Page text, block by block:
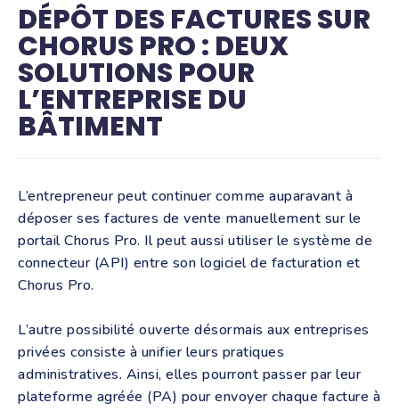
DÉPÔT DES FACTURES SUR
CHORUS PRO : DEUX
SOLUTIONS POUR
L’ENTREPRISE DU
BÂTIMENT
L’entrepreneur peut continuer comme auparavant à
déposer ses factures de vente manuellement sur le
portail Chorus Pro. Il peut aussi utiliser le système de
connecteur (API) entre son logiciel de facturation et
Chorus Pro.
L’autre possibilité ouverte désormais aux entreprises
privées consiste à unifier leurs pratiques
administratives. Ainsi, elles pourront passer par leur
plateforme agréée (PA) pour envoyer chaque facture à